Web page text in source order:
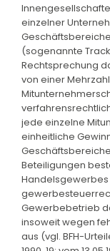
einzelner
(sogenannte
Rechtsprechung
von einer
jede einzelne
einheitliche
Beteiligungen
Handelsgewerbes
Gewerbebetrieb
insoweit wegen
aus (vgl. BFH-